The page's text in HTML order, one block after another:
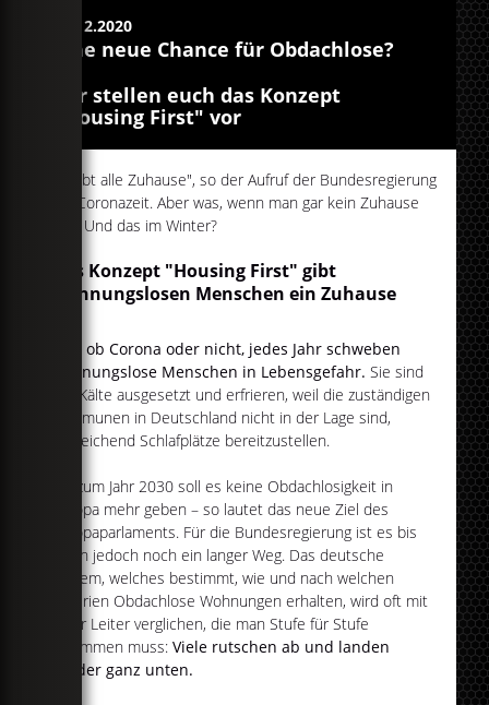
03.12.2020
Eine neue Chance für Obdachlose?
Wir stellen euch das Konzept
"Housing First" vor
"Bleibt alle Zuhause", so der Aufruf der Bundesregierung
zur Coronazeit. Aber was, wenn man gar kein Zuhause
hat? Und das im Winter?
Das Konzept "Housing First" gibt
wohnungslosen Menschen ein Zuhause
Egal ob Corona oder nicht, jedes Jahr schweben
wohnungslose Menschen in Lebensgefahr. Sie sind
der Kälte ausgesetzt und erfrieren, weil die zuständigen
Kommunen in Deutschland nicht in der Lage sind,
ausreichend Schlafplätze bereitzustellen.
Bis zum Jahr 2030 soll es keine Obdachlosigkeit in
Europa mehr geben – so lautet das neue Ziel des
Europaparlaments. Für die Bundesregierung ist es bis
dahin jedoch noch ein langer Weg. Das deutsche
System, welches bestimmt, wie und nach welchen
Kriterien Obdachlose Wohnungen erhalten, wird oft mit
einer Leiter verglichen, die man Stufe für Stufe
erklimmen muss: Viele rutschen ab und landen
wieder ganz unten.